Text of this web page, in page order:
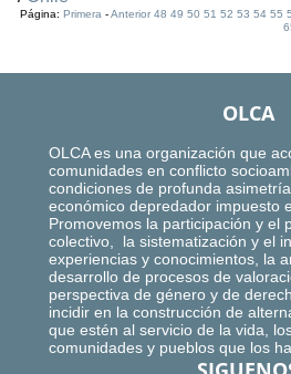
Página:Primera -Anterior 48 49 50 51 52 53 54 55
OLCA
OLCA es una organización que
comunidades en conflicto
condiciones de profunda
económico depredador impuesto
Promovemos la participación y el
colectivo, la sistematización y el
experiencias y conocimientos, la
desarrollo de procesos de
perspectiva de género y de
incidir en la construcción de
que estén al servicio de la vida,
comunidades y pueblos que los